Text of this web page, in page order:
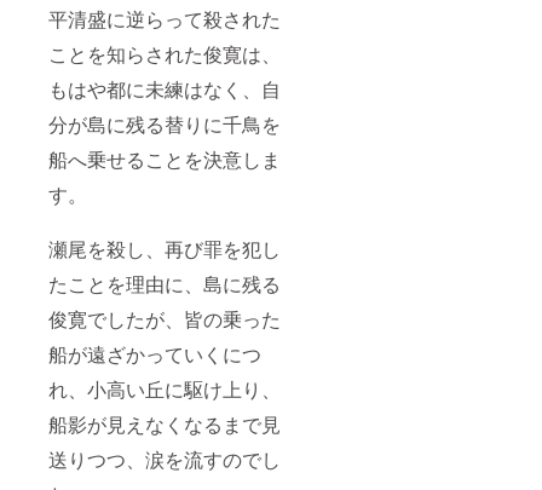
平清盛に逆らって殺された
ことを知らされた俊寛は、
もはや都に未練はなく、自
分が島に残る替りに千鳥を
船へ乗せることを決意しま
す。
瀬尾を殺し、再び罪を犯し
たことを理由に、島に残る
俊寛でしたが、皆の乗った
船が遠ざかっていくにつ
れ、小高い丘に駆け上り、
船影が見えなくなるまで見
送りつつ、涙を流すのでし